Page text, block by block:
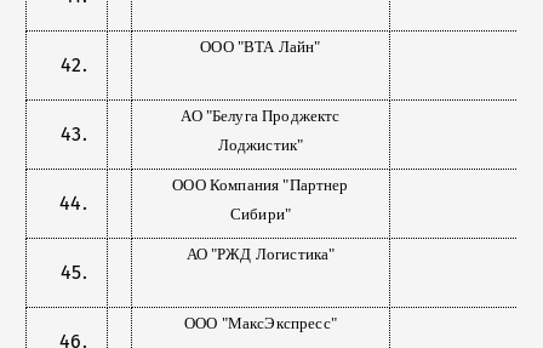
ООО "ВТА Лайн"
АО "Белуга Проджектс
Лоджистик"
ООО Компания "Партнер
Сибири"
АО "РЖД Логистика"
ООО "МаксЭкспресс"